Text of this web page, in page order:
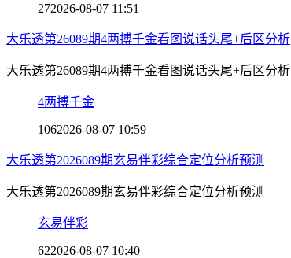
272026-08-07 11:51
大乐透第26089期4两搏千金看图说话头尾+后区分析
大乐透第26089期4两搏千金看图说话头尾+后区分析
4两搏千金
1062026-08-07 10:59
大乐透第2026089期玄易伴彩综合定位分析预测
大乐透第2026089期玄易伴彩综合定位分析预测
玄易伴彩
622026-08-07 10:40